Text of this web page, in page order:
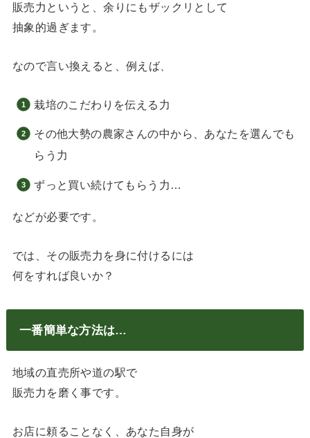
販売力というと、余りにもザックリとして
抽象的過ぎます。
なので言い換えると、例えば、
栽培のこだわりを伝える力
その他大勢の農家さんの中から、あなたを選んでも
らう力
ずっと買い続けてもらう力…
などが必要です。
では、その販売力を身に付けるには
何をすれば良いか？
一番簡単な方法は…
地域の直売所や道の駅で
販売力を磨く事です。
お店に頼ることなく、あなた自身が